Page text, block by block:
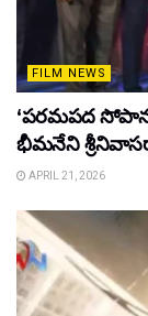
FILM NEWS
‘పరమపద
భీమనేని
APRIL 21, 2026